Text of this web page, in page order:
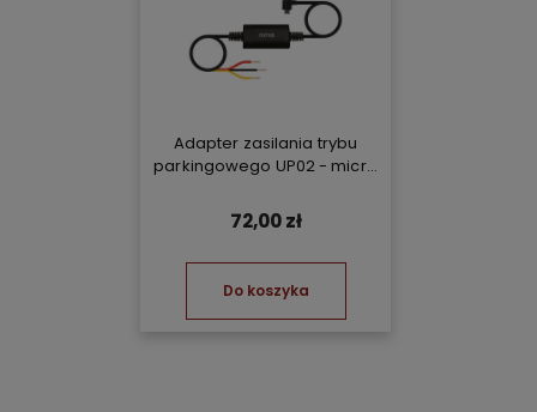
Adapter zasilania trybu
parkingowego UP02 - micro
72,00 zł
Do koszyka